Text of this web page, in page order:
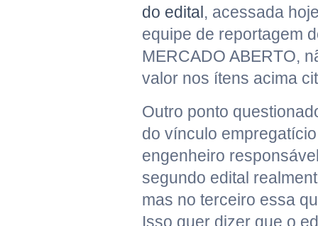
do edital, acessada
equipe de reportagem
MERCADO ABERTO,
valor nos ítens acima
Outro ponto
do vínculo
engenheiro
segundo edital
mas no terceiro essa
Isso quer dizer que o